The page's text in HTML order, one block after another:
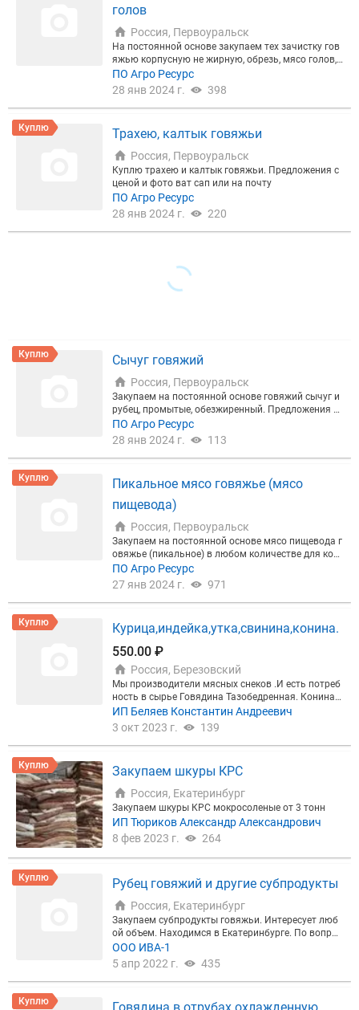
голов
Россия, Первоуральск
На постоянной основе закупаем тех зачистку гов
яжью корпусную не жирную, обрезь, мясо голов,
мясо пищевода крс, рубец, сычуг, диафрагмау, лег
кое, носы и уши обработанные, и прочее говяжье
редложения с ценой и фото продукции направлят
ПО Агро Ресурс
28 янв 2024 г.
398
Куплю Трахею, калтык говяжьи
Россия, Первоуральск
Куплю трахею и калтык говяжьи. Предложения с
ценой и фото ват сап или на почту
ПО Агро Ресурс
28 янв 2024 г.
220
Куплю Сычуг говяжий
Россия, Первоуральск
Закупаем на постоянной основе говяжий сычуг и
рубец, промытые, обезжиренный. Предложения п
о цене и фото на ват сап
ПО Агро Ресурс
28 янв 2024 г.
113
Куплю
Пикальное мясо говяжье (мясо
пищевода)
Россия, Первоуральск
Закупаем на постоянной основе мясо пищевода г
овяжье (пикальное) в любом количестве для кор
ма животным. Также мясо голов говяжьих, подъя
зычный срез, заветренное мясо, брак, тех. зачистк
й, индейку и др. Самовывоз или доставка до Перв
ПО Агро Ресурс
27 янв 2024 г.
971
Куплю
Курица,индейка,утка,свинина,конина.
550.00 ₽
Россия, Березовский
Мы производители мясных снеков .И есть потреб
ность в сырье Говядина Тазобедренная. Конина з
адок. Индейка Филе грудки. Курица филе грудки.
Утка филе без кожи Свинина вырезка. Потребнос
ИП Беляев Константин Андреевич
3 окт 2023 г.
139
Куплю Закупаем шкуры КРС
Россия, Екатеринбург
Закупаем шкуры КРС мокросоленые от 3 тонн
ИП Тюриков Александр Александрович
8 фев 2023 г.
264
Куплю Рубец говяжий и другие субпродукты
Россия, Екатеринбург
Закупаем субпродукты говяжьи. Интересует люб
ой объем. Находимся в Екатеринбурге. По вопрос
ам обращайтесь Интересующие позиции: - рубец,
легкое, вымя, почки, селезенка, трахея, печень, се
менники, сердце, хвосты, лопаточный хрящ, носы,
уши, бычьи корни, калтыки, мясо пищевода и др.
ООО ИВА-1
5 апр 2022 г.
435
Куплю